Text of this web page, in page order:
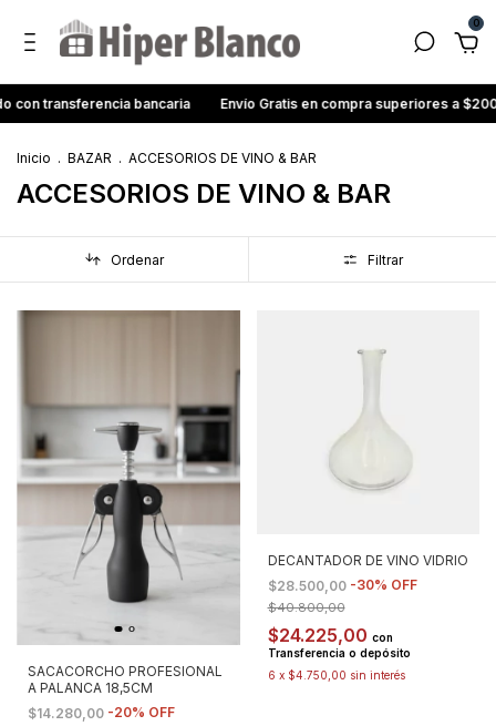
0
con transferencia bancaria Envío Gratis en compra superiores a
Inicio . BAZAR . ACCESORIOS DE VINO & BAR
ACCESORIOS DE VINO & BAR
Ordenar Filtrar
SACACORCHO PROFESIONAL
A PALANCA 18,5CM
$14.280,00 -20% OFF
DECANTADOR DE VINO VIDRIO
$28.500,00 -30% OFF
$40.800,00
$24.225,00 con
Transferencia o depósito
6 x $4.750,00 sin interés